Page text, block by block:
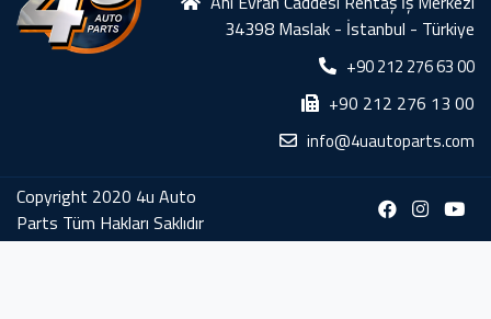
34398 Maslak - İstanbul - Türkiye
+90 212 276 63 00
+90 212 276 13 00
info@4uautoparts.com
Copyright 2020 4u Auto
Parts Tüm Hakları Saklıdır